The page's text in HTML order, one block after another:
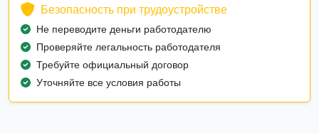
Безопасность при трудоустройстве
Не переводите деньги работодателю
Проверяйте легальность работодателя
Требуйте официальный договор
Уточняйте все условия работы